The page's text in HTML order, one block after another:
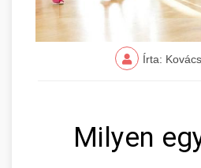
Írta:
Milyen